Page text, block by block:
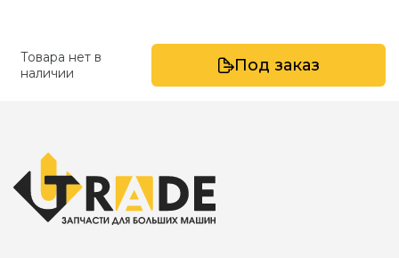
Товара нет в
наличии
Под заказ